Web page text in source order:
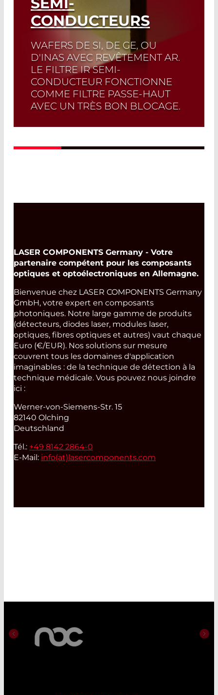
CONDUCTEURS
WAFERS DE SI, DE GE, OU
D'INAS AVEC REVÊTEMENT AR.
LE FILTRE IR SEMI-
CONDUCTEUR FONCTIONNE
COMME FILTRE PASSE-HAUT
AVEC UN TRÈS BON BLOCAGE.
LASER COMPONENTS Germany - Votre
partenaire compétent pour les composants
optiques et optoélectroniques en Allemagne.
Bienvenue chez LASER COMPONENTS Germany
GmbH, votre expert en composants
photoniques. Notre large gamme de produits
(détecteurs, diodes laser, modules laser,
optiques, fibres optiques et autres) vaut chaque
Euro (€/EUR). Nos solutions sur mesure
couvrent tous les domaines d'application
imaginables : de la technique de détection à la
technique médicale. Vous pouvez nous joindre
ici :
Werner-von-Siemens-Str. 15
82140 Olching
Deutschland
Tél.: +49 8142 2864-0
E-Mail: info(at) lasercomponents.com